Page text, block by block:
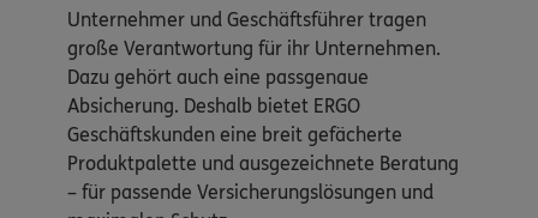
Unternehmer und Geschäftsführer tragen
große Verantwortung für ihr Unternehmen.
Dazu gehört auch eine passgenaue
Absicherung. Deshalb bietet ERGO
Geschäftskunden eine breit gefächerte
Produktpalette und ausgezeichnete Beratung
– für passende Versicherungslösungen und